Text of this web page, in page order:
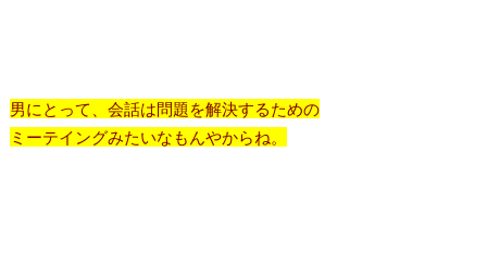
男にとって、会話は問題を解決するための
ミーテイングみたいなもんやからね。